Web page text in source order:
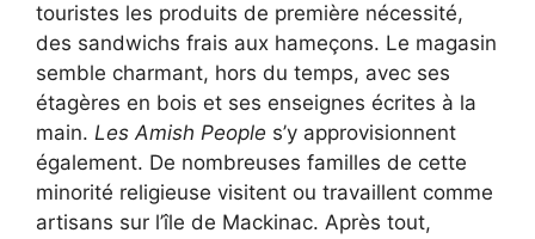
touristes les produits de première nécessité,
des sandwichs frais aux hameçons. Le magasin
semble charmant, hors du temps, avec ses
étagères en bois et ses enseignes écrites à la
main. Les Amish People s’y approvisionnent
également. De nombreuses familles de cette
minorité religieuse visitent ou travaillent comme
artisans sur l’île de Mackinac. Après tout,